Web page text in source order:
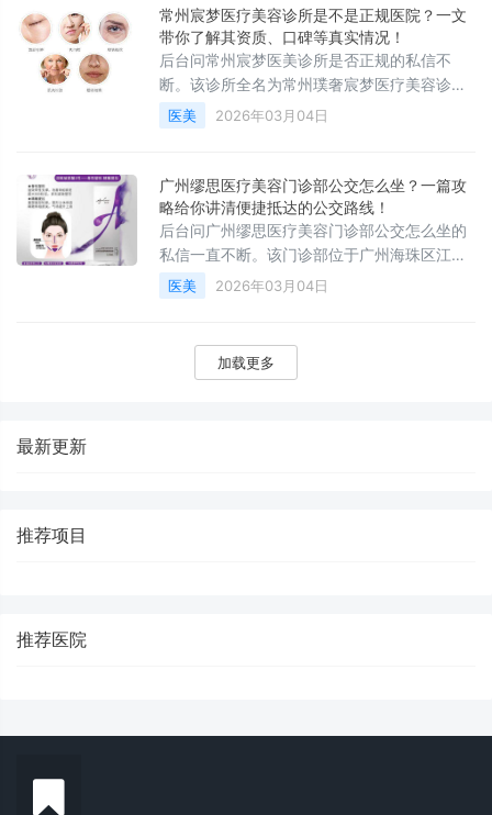
一次说清，省得一家家跑。
常州宸梦医疗美容诊所是不是正规医院？一文
带你了解其资质、口碑等真实情况！
后台问常州宸梦医美诊所是否正规的私信不
断。该诊所全名为常州璞奢宸梦医疗美容诊所
有限公司，在监管抽查中未发现问题，具备正
规运营资质。其有一定业务基础，医疗水平
他机构合规性强且项目前沿。价格、技术、医
生一次说清，省得一家家跑。
医美 2026年03月04日
广州缪思医疗美容门诊部公交怎么坐？一篇攻
略给你讲清便捷抵达的公交路线！
后台问广州缪思医疗美容门诊部公交怎么坐的
私信一直不断。该门诊部位于广州海珠区江燕
路，周边公交站多。可乘192路在南泰路站下
车；或搭186路在江南大道南总站①下车；
还有地铁江泰路站。价格、技术、医生一次说
清，省得一家家跑。
医美 2026年03月04日
加载更多
最新更新
推荐项目
推荐医院